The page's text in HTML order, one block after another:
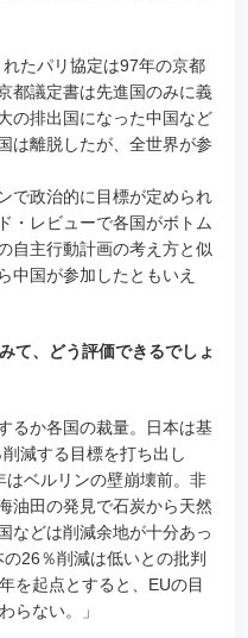
たパリ協定は97年の京都
都議定書は先進国のみに義
の排出国になった中国など
は離脱したが、全世界が参
で政治的に目標が定められ
・レビューで各国がボトム
自主行動計画の考え方と似
中国が参加したともいえ
、どう評価できるでしょ
るか各国の裁量。日本は基
減する目標を打ち出し
ベルリンの壁崩壊前。非
油田の発見で石炭から天然
などは削減余地が十分あっ
26％削減は低いとの批判
を起点とすると、EUの目
らない。」